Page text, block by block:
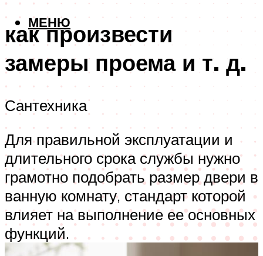
МЕНЮ
как произвести
замеры проема и т. д.
Сантехника
Для правильной эксплуатации и
длительного срока службы нужно
грамотно подобрать размер двери в
ванную комнату, стандарт которой
влияет на выполнение ее основных
функций.